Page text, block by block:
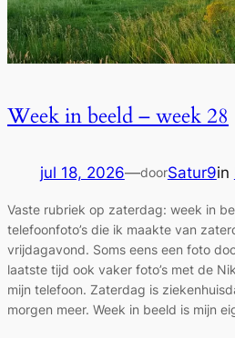
Week in beeld – week 28
jul 18, 2026—doorSatur9in
Vaste rubriek op zaterdag: week in
telefoonfoto’s die ik maakte van
vrijdagavond. Soms eens een foto
laatste tijd ook vaker foto’s met de
mijn telefoon. Zaterdag is
morgen meer. Week in beeld is mijn